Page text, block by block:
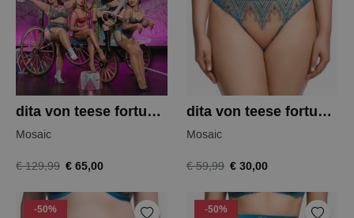
dita von teese fortunia bh
Mosaic
€ 129,99 € 65,00
dita von teese fortunia string
Mosaic
€ 59,99 € 30,00
-50% -50%